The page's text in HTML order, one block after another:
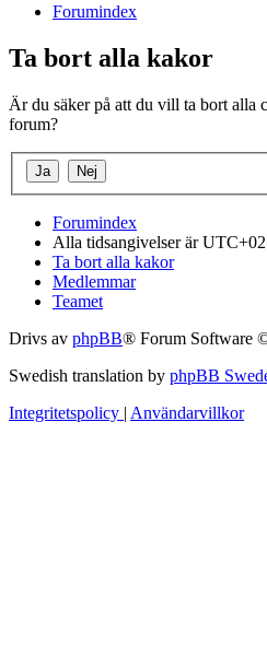
Forumindex
Ta bort alla kakor
Är du säker på att du vill ta bort alla
forum?
Forumindex
Alla tidsangivelser är
Ta bort alla kakor
Medlemmar
Teamet
Drivs av phpBB® Forum Software
Swedish translation by phpBB
Integritetspolicy | Användarvillkor